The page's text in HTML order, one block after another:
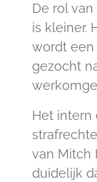
De rol
is kleiner.
wordt een
gezocht
Het intern
van Mitch
duidelijk